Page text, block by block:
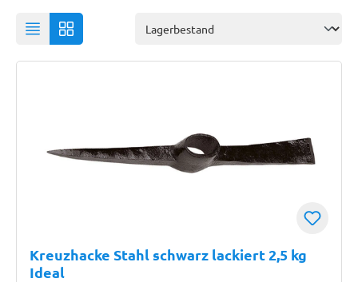
Kreuzhacke Stahl schwarz lackiert 2,5 kg
Ideal